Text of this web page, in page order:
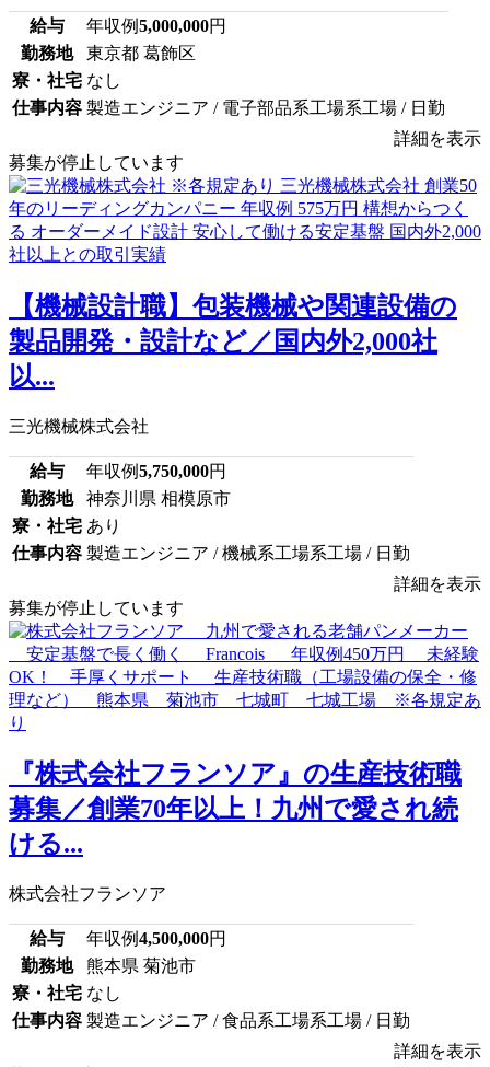
給与 年収例5,000,000円
勤務地
東京都 葛飾区
寮・社宅 なし
仕事内容 製造エンジニア / 電子部品系工場系工場 / 日勤
詳細を表示
募集が停止しています
【機械設計職】包装機械や関連設備の
製品開発・設計など／国内外2,000社
以...
三光機械株式会社
給与 年収例5,750,000円
勤務地
神奈川県 相模原市
寮・社宅 あり
仕事内容 製造エンジニア / 機械系工場系工場 / 日勤
詳細を表示
募集が停止しています
『株式会社フランソア』の生産技術職
募集／創業70年以上！九州で愛され続
ける...
株式会社フランソア
給与 年収例4,500,000円
勤務地
熊本県 菊池市
寮・社宅 なし
仕事内容 製造エンジニア / 食品系工場系工場 / 日勤
詳細を表示